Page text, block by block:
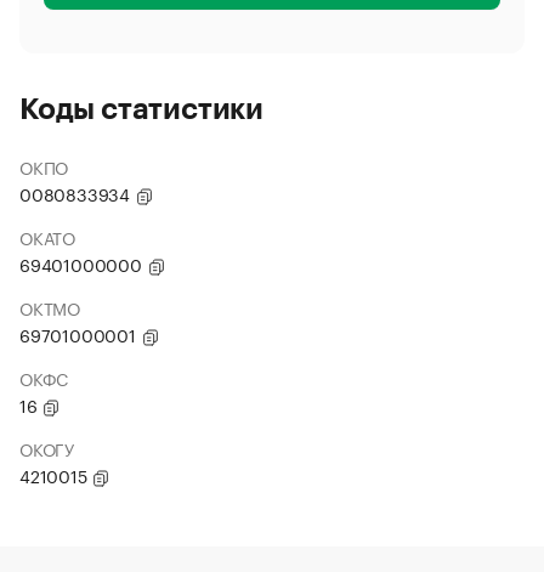
Коды статистики
ОКПО
0080833934
ОКАТО
69401000000
ОКТМО
69701000001
ОКФС
16
ОКОГУ
4210015